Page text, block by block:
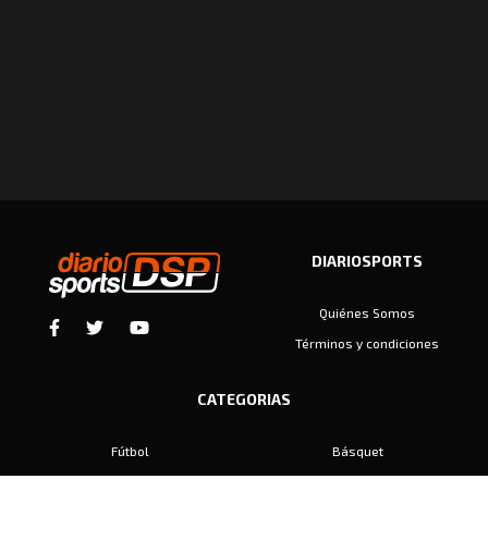
DIARIOSPORTS
Quiénes Somos
Términos y condiciones
CATEGORIAS
Fútbol
Básquet